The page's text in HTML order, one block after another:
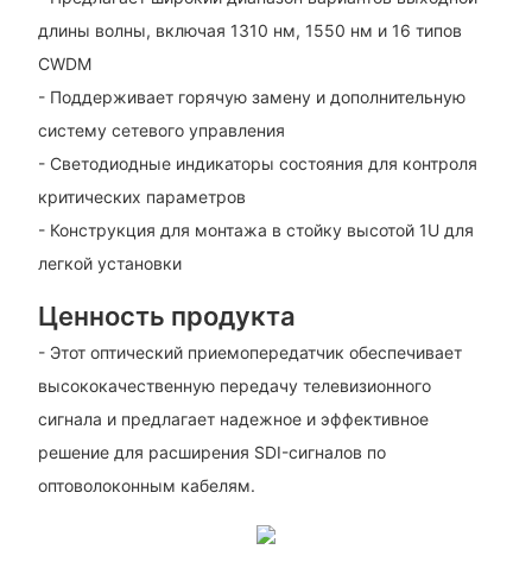
длины волны, включая 1310 нм, 1550 нм и 16 типов
CWDM
- Поддерживает горячую замену и дополнительную
систему сетевого управления
- Светодиодные индикаторы состояния для контроля
критических параметров
- Конструкция для монтажа в стойку высотой 1U для
легкой установки
Ценность продукта
- Этот оптический приемопередатчик обеспечивает
высококачественную передачу телевизионного
сигнала и предлагает надежное и эффективное
решение для расширения SDI-сигналов по
оптоволоконным кабелям.